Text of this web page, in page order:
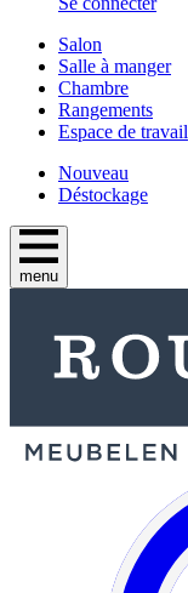
Salon
Salle à manger
Chambre
Rangements
Espace de travail
Nouveau
Déstockage
menu